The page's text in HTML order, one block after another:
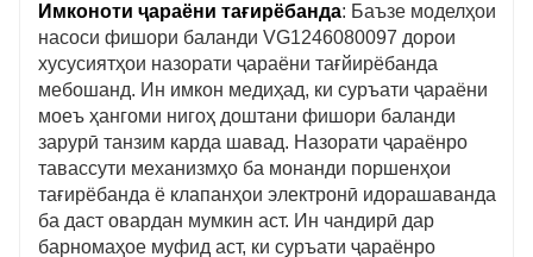
Имконоти ҷараёни тағирёбанда: Баъзе моделҳои
насоси фишори баланди VG1246080097 дорои
хусусиятҳои назорати ҷараёни тағйирёбанда
мебошанд. Ин имкон медиҳад, ки суръати ҷараёни
моеъ ҳангоми нигоҳ доштани фишори баланди
зарурӣ танзим карда шавад. Назорати ҷараёнро
тавассути механизмҳо ба монанди поршенҳои
тағирёбанда ё клапанҳои электронӣ идорашаванда
ба даст овардан мумкин аст. Ин чандирӣ дар
барномаҳое муфид аст, ки суръати ҷараёнро